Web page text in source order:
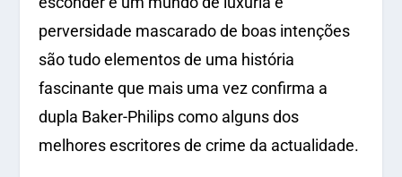
perversidade mascarado de boas intenções
são tudo elementos de uma história
fascinante que mais uma vez confirma a
dupla Baker-Philips como alguns dos
melhores escritores de crime da actualidade.